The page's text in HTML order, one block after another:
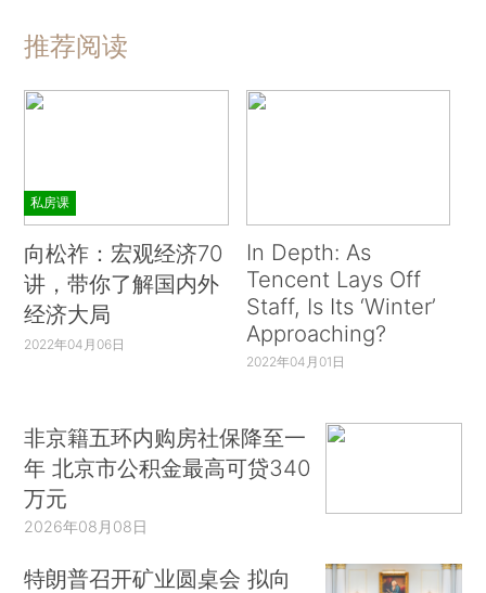
推荐阅读
私房课
向松祚：宏观经济70
讲，带你了解国内外
经济大局
2022年04月06日
In Depth: As
Tencent Lays Off
Staff, Is Its ‘Winter’
Approaching?
2022年04月01日
非京籍五环内购房社保降至一
年 北京市公积金最高可贷340
万元
2026年08月08日
特朗普召开矿业圆桌会 拟向